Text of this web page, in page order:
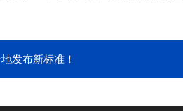
发布新标准！